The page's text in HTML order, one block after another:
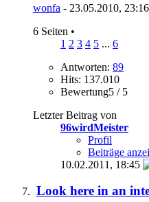
wonfa - 23.05.2010,
6 Seiten •
1 2 3 4 5 ... 6
Antworten: 89
Hits: 137.010
Bewertung5 / 5
Letzter Beitrag von
96wirdMeister
Profil
Beiträge
10.02.2011, 18:45
Look here in an